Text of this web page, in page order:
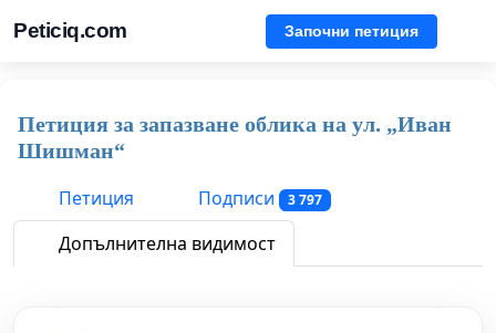
Peticiq.com Започни петиция
Петиция за запазване облика на ул. „Иван
Шишман“
Петиция
Подписи 3 797
Допълнителна видимост